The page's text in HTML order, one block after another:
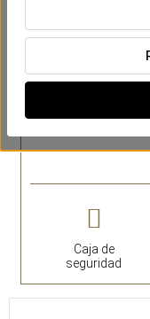
vistas a la Sierra
auditorio, haciendo
Caja de
seguridad